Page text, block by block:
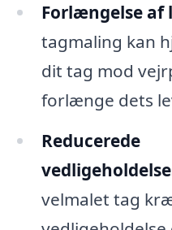
Forlængelse af
tagmaling kan
dit tag mod
forlænge dets
Reducerede
velmalet tag